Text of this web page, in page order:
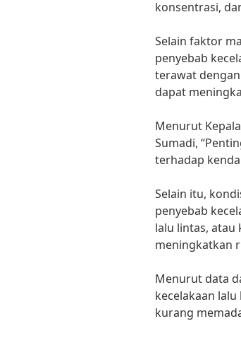
konsentrasi,
Selain faktor
penyebab
terawat
dapat
Menurut
Sumadi,
terhadap
Selain itu,
penyebab
lalu lintas, atau
meningkatkan
Menurut data
kecelakaan
kurang